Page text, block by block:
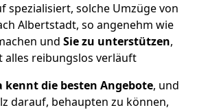
spezialisiert, solche Umzüge von
Albertstadt, so angenehm wie
und Sie zu unterstützen,
alles reibungslos verläuft
kennt die besten Angebote, und
darauf, behaupten zu können,